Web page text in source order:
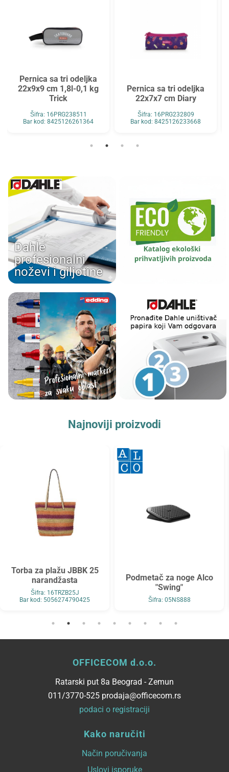
Pernica sa tri odeljka
22x9x9 cm 1,8l-0,1 kg
Trick
Šifra: 16PRG238511
Bar kod: 8425126261364
Pernica sa tri odeljka
22x7x7 cm Diary
Šifra: 16PRG232809
Bar kod: 8425126233668
Dahle
profesionalni
noževi i giljotine
Najnoviji proizvodi
Torba za plažu JBBK 25
narandžasta
Šifra: 16TRZB25J
Bar kod: 5056274790425
Podmetač za noge Alco
"Swing"
Šifra: 05NS888
OFFICECOM d.o.o.
Ratarski put 8a Beograd - Zemun
011/3770-525 prodaja@officecom.rs
podaci o registraciji
Kako naručiti
Način poručivanja
Uslovi isporuke